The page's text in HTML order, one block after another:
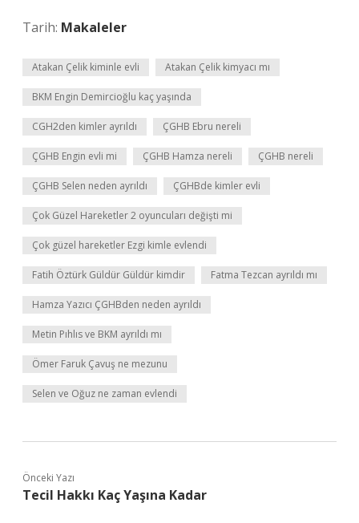
Tarih: Makaleler
Atakan Çelik kiminle evli Atakan Çelik kimyacı mı
BKM Engin Demircioğlu kaç yaşında
CGH2den kimler ayrıldı ÇGHB Ebru nereli
ÇGHB Engin evli mi ÇGHB Hamza nereli ÇGHB nereli
ÇGHB Selen neden ayrıldı ÇGHBde kimler evli
Çok Güzel Hareketler 2 oyuncuları değişti mi
Çok güzel hareketler Ezgi kimle evlendi
Fatih Öztürk Güldür Güldür kimdir Fatma Tezcan ayrıldı mı
Hamza Yazıcı ÇGHBden neden ayrıldı
Metin Pıhlıs ve BKM ayrıldı mı
Ömer Faruk Çavuş ne mezunu
Selen ve Oğuz ne zaman evlendi
Önceki Yazı
Tecil Hakkı Kaç Yaşına Kadar